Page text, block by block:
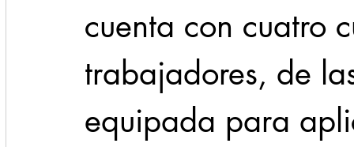
cuenta con cuatro
trabajadores, de
equipada para